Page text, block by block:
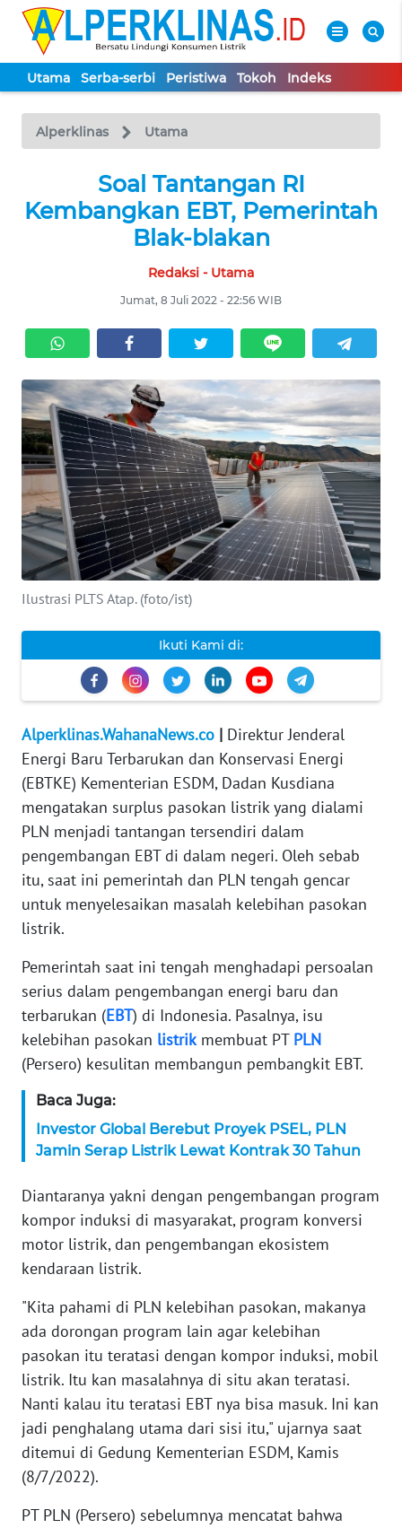
Utama Serba-serbi Peristiwa Tokoh Indeks
Alperklinas Utama
Soal Tantangan RI
Kembangkan EBT, Pemerintah
Blak-blakan
Redaksi - Utama
Jumat, 8 Juli 2022 - 22:56 WIB
Ilustrasi PLTS Atap. (foto/ist)
Ikuti Kami di:
Alperklinas.WahanaNews.co | Direktur Jenderal
Energi Baru Terbarukan dan Konservasi Energi
(EBTKE) Kementerian ESDM, Dadan Kusdiana
mengatakan surplus pasokan listrik yang dialami
PLN menjadi tantangan tersendiri dalam
pengembangan EBT di dalam negeri. Oleh sebab
itu, saat ini pemerintah dan PLN tengah gencar
untuk menyelesaikan masalah kelebihan pasokan
listrik.
Pemerintah saat ini tengah menghadapi persoalan
serius dalam pengembangan energi baru dan
terbarukan (EBT) di Indonesia. Pasalnya, isu
kelebihan pasokan listrikmembuat PT PLN
(Persero) kesulitan membangun pembangkit EBT.
Baca Juga:
Investor Global Berebut Proyek PSEL, PLN
Jamin Serap Listrik Lewat Kontrak 30 Tahun
Diantaranya yakni dengan pengembangan program
kompor induksi di masyarakat, program konversi
motor listrik, dan pengembangan ekosistem
kendaraan listrik.
"Kita pahami di PLN kelebihan pasokan, makanya
ada dorongan program lain agar kelebihan
pasokan itu teratasi dengan kompor induksi, mobil
listrik. Itu kan masalahnya di situ akan teratasi.
Nanti kalau itu teratasi EBT nya bisa masuk. Ini kan
jadi penghalang utama dari sisi itu," ujarnya saat
ditemui di Gedung Kementerian ESDM, Kamis
(8/7/2022).
PT PLN (Persero) sebelumnya mencatat bahwa
TV
Tutup
TOKOH
Informasi
INDEKS
BERITA
KONTAK
KAMI
INFO
IKLAN
KAMI
PEDOMAN
SIBER
REDAKSI
KARIR
DISCLAIMER
Wahana
Regional
WN
SUMUT
JAKARTA
WN
BANTEN
WN
KEPRI
WN
PAPUA
WN
BARAT